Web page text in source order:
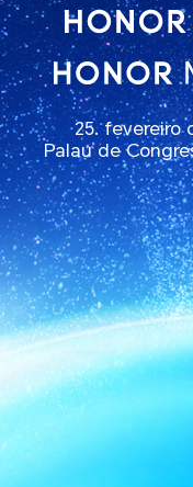
25. fevereiro
Palau de